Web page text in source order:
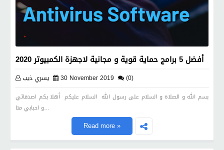
أفضل 5 برامج حماية قوية و مجانية لاجهزة الكمبيوتر 2020
يسري ذيب 30 November 2019 (0)
بسم الله و الصلاة و السلام على رسول الله السلام عليكم أهلا بكم اصدقائي
و احبابي متا…
Read more »